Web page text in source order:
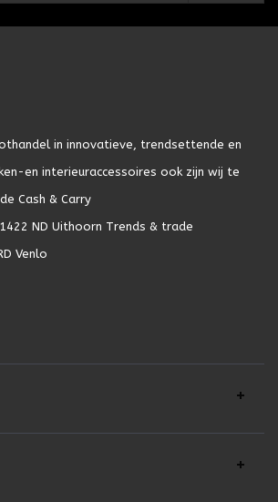
in innovatieve, trendsettende en
en interieuraccessoires ook zijn wij te
Cash & Carry
ND Uithoorn Trends & trade
Venlo